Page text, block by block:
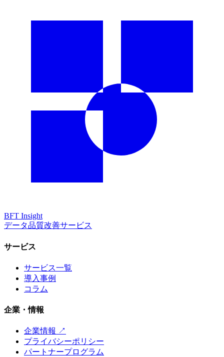
BFT Insight
データ品質改善サービス
サービス
サービス一覧
導入事例
コラム
企業・情報
企業情報 ↗
プライバシーポリシー
パートナープログラム